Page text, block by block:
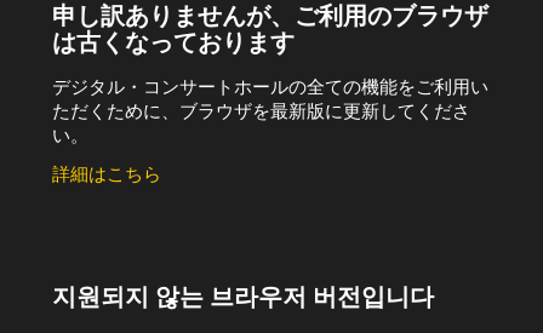
申し訳ありませんが、ご利用のブラウザ
は古くなっております
デジタル・コンサートホールの全ての機能をご利用い
ただくために、ブラウザを最新版に更新してくださ
い。
詳細はこちら
지원되지 않는 브라우저 버전입니다